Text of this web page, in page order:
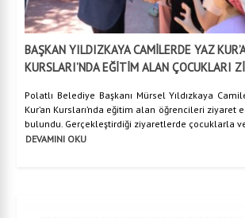
BAŞKAN YILDIZKAYA CAMİLERDE YAZ
KURSLARI’NDA EĞİTİM ALAN ÇOCUKLARI
Polatlı Belediye Başkanı Mürsel Yıldızkaya
Kur’an Kursları’nda eğitim alan öğrencileri ziyaret
bulundu. Gerçekleştirdiği ziyaretlerde çocuklarla
DEVAMINI OKU